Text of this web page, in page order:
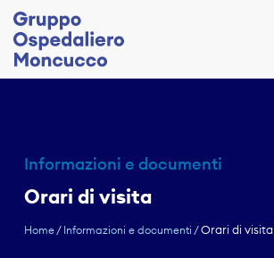
Informazioni e documenti
Orari di visita
Home / Informazioni e documenti /Orari di visita